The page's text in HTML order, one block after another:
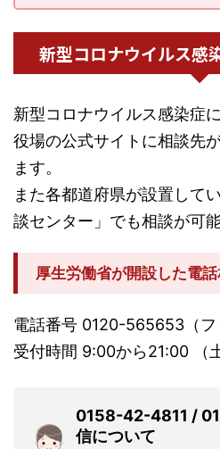
新型コロナウイルス感
新型コロナウイルス感染症
役場の公式サイトに相談先
ます。
また各都道府県が設置して
談センター」でも相談が可能
厚生労働省が開設した電
電話番号 0120-565653（フ
受付時間 9:00から21:00 （
0158-42-4811 /
信について